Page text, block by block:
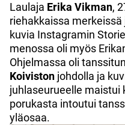
Laulaja Erika Vikman,
riehakkaissa
kuvia Instagramin
menossa oli myös
Ohjelmassa oli
Koiviston johdolla ja
juhlaseurueelle maistui
porukasta intoutui
yläosaa.